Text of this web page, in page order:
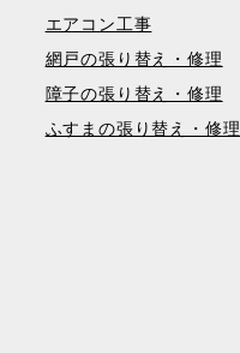
エアコン工事
網戸の張り替え・修理
障子の張り替え・修理
ふすまの張り替え・修理